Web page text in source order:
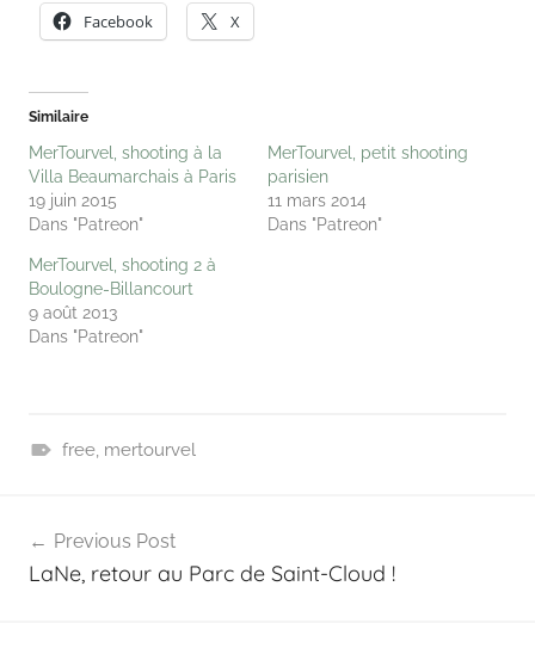
Facebook X
Similaire
MerTourvel, shooting à la
Villa Beaumarchais à Paris
19 juin 2015
Dans "Patreon"
MerTourvel, petit shooting
parisien
11 mars 2014
Dans "Patreon"
MerTourvel, shooting 2 à
Boulogne-Billancourt
9 août 2013
Dans "Patreon"
t
r
free, mertourvel
de
Previous Post
LaNe, retour au Parc de Saint-Cloud !